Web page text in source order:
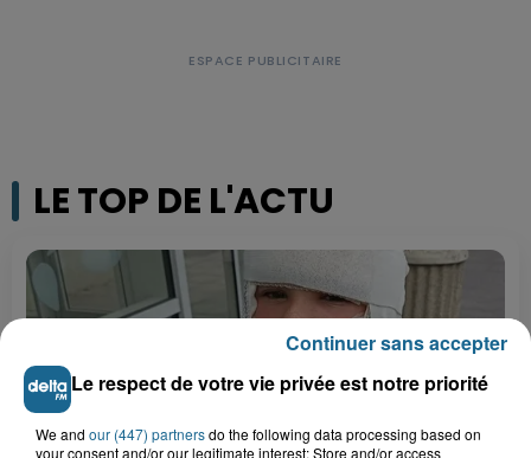
LE TOP DE L'ACTU
Le respect de votre vie privée est notre priorité
We and our (447) partnersdo the following data processing based on
your consent and/or our legitimate interest: Store and/or access
Continuer sans accepter